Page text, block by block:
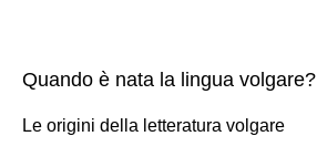
Quando è nata la lingua volgare?
Le origini della letteratura volgare